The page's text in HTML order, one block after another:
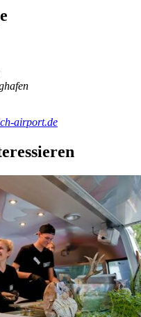
airport.de